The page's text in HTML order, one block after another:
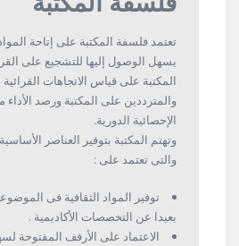
تعتمد فلسفة المكتبة على إتاحة
يسهل الوصول إليها للتشجيع على
المكتبة على قياس الاتجاهات
والمترددين على المكتبة ورصد الأداء
الإحصائية الدورية.
وتهتم المكتبة بتوفير العناصر
والتى تعتمد على :
توفير المواد الثقافية فى
بعيدا عن التخصصات الأكاديمية .
الاعتماد على الأرفف المفتوحة